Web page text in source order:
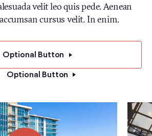
velit leo quis pede. Aenean
cursus velit. In enim.
Optional Button
Optional Button